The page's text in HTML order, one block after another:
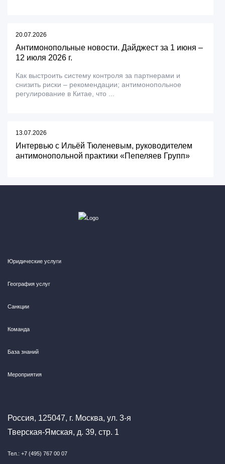
20.07.2026
Антимонопольные новости. Дайджест за 1 июня –
12 июля 2026 г.
Как выстроить систему контроля за партнерами и
снизить риски – рекомендации; антимонопольное
регулирование в Китае, что ...
13.07.2026
Интервью с Ильёй Тюленевым, руководителем
антимонопольной практики «Пепеляев Групп»
Юридические услуги
География услуг
Санкции
Команда
База знаний
Мероприятия
Россия, 125047, г. Москва, ул. 3-я
Тверская-Ямская, д. 39, стр. 1
Тел.: +7 (495) 767 00 07